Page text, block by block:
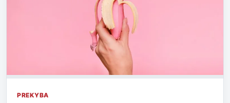
PREKYBA